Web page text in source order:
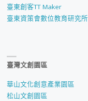
臺東創客TT Maker
臺東資策會數位教育研究所
臺灣文創園區
華山文化創意產業園區
松山文創園區